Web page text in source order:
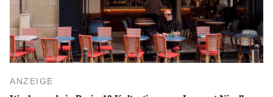
ANZEIGE